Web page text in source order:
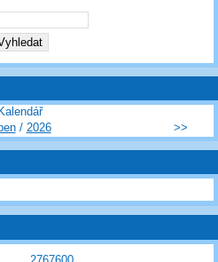
Kalendář
/ 2026 >>